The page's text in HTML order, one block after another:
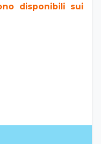
disponibili sui